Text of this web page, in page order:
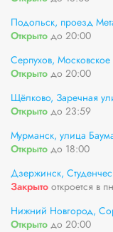
Подольск, проезд
Открыто до 20:00
Серпухов,
Открыто до 20:00
Щёлково, Заречная
Открыто до 23:59
Мурманск, улица
Открыто до 18:00
Дзержинск,
Закрыто откроется в
Нижний Новгород,
Открыто до 20:00